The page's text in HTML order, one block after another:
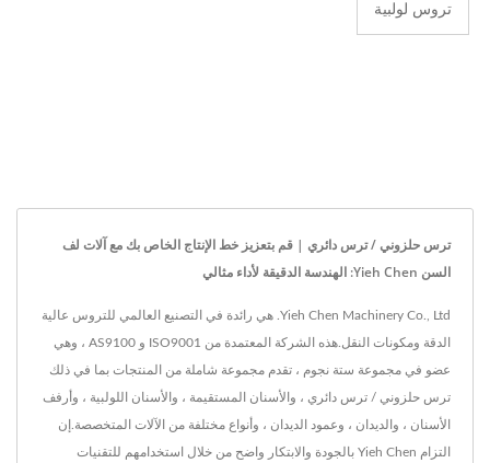
تروس لولبية
ترس حلزوني / ترس دائري | قم بتعزيز خط الإنتاج الخاص بك مع آلات لف
السن Yieh Chen: الهندسة الدقيقة لأداء مثالي
Yieh Chen Machinery Co., Ltd. هي رائدة في التصنيع العالمي للتروس عالية
الدقة ومكونات النقل.هذه الشركة المعتمدة من ISO9001 و AS9100 ، وهي
عضو في مجموعة ستة نجوم ، تقدم مجموعة شاملة من المنتجات بما في ذلك
ترس حلزوني / ترس دائري ، والأسنان المستقيمة ، والأسنان اللولبية ، وأرفف
الأسنان ، والديدان ، وعمود الديدان ، وأنواع مختلفة من الآلات المتخصصة.إن
التزام Yieh Chen بالجودة والابتكار واضح من خلال استخدامهم للتقنيات